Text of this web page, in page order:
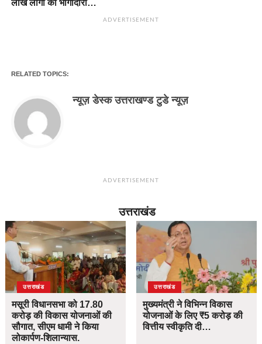
लाख लोगों की भागीदारी…
ADVERTISEMENT
RELATED TOPICS:
न्यूज़ डेस्क उत्तराखण्ड टुडे न्यूज़
ADVERTISEMENT
उत्तराखंड
उत्तराखंड
मसूरी विधानसभा को 17.80
करोड़ की विकास योजनाओं की
सौगात, सीएम धामी ने किया
लोकार्पण-शिलान्यास.
उत्तराखंड
मुख्यमंत्री ने विभिन्न विकास
योजनाओं के लिए ₹5 करोड़ की
वित्तीय स्वीकृति दी…